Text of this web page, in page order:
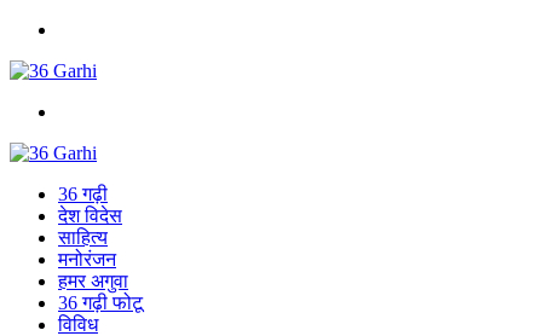
36 गढ़ी
देश विदेस
साहित्य
मनोरंजन
हमर अगुवा
36 गढ़ी फोटू
विविध